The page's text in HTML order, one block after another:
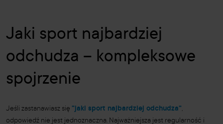
Jaki sport najbardziej
odchudza – kompleksowe
spojrzenie
Jeśli zastanawiasz się "jaki sport najbardziej odchudza",
odpowiedź nie jest jednoznaczna. Najważniejsza jest regularność i